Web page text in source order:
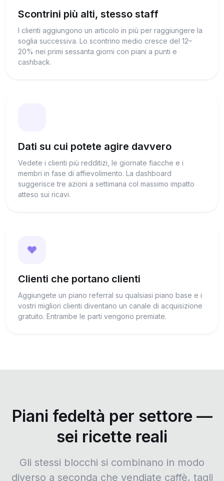
Scontrini più alti, stesso staff
I clienti aggiungono un articolo in più per raggiungere la
soglia successiva. Lo scontrino medio cresce del 12–
20% nei primi sessanta giorni con piani a punti e
cashback.
Dati su cui potete agire davvero
Vedete i clienti più redditizi, le giornate fiacche e i
membri in fase di affievolimento. La dashboard
suggerisce tre azioni a settimana col massimo impatto
atteso sui ricavi.
Clienti che portano clienti
Aggiungete un piano referral su qualsiasi piano base e i
vostri migliori clienti diventano un canale di acquisizione
gratuito. Entrambe le parti vengono premiate.
Piani fedeltà per settore —
sei ricette reali
Gli stessi blocchi si combinano in modo
diverso a seconda che vendiate caffè, tagli